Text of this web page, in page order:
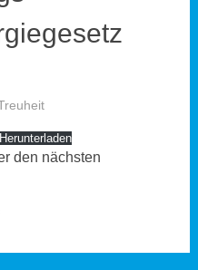
Herunterladen
den nächsten